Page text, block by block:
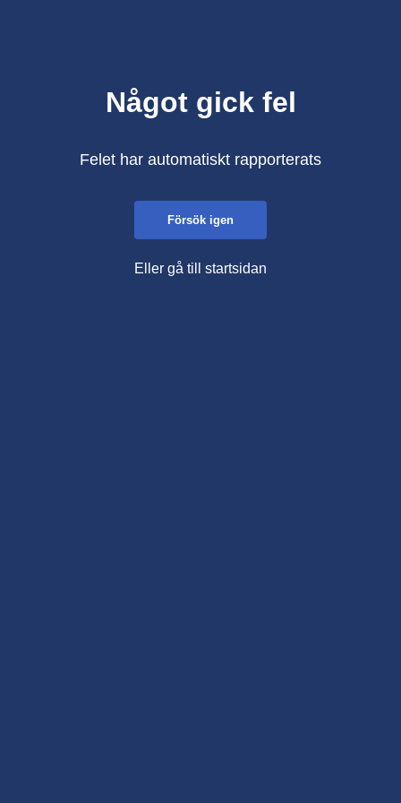
Något gick fel
Felet har automatiskt rapporterats
Försök igen
Eller gå till startsidan